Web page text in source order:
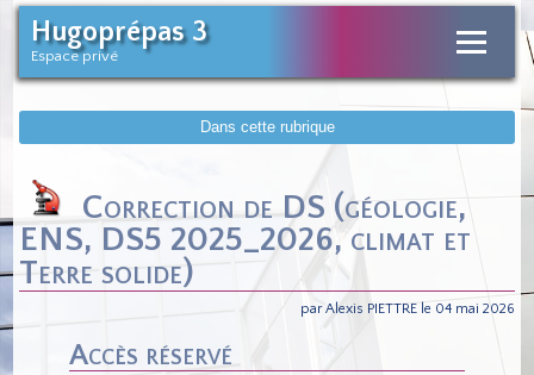
Hugoprépas 3
Espace privé
Dans cette rubrique
Correction de DS (géologie,
ENS, DS5 2025_2026, climat et
Terre solide)
par Alexis PIETTRE le 04 mai 2026
Accès réservé